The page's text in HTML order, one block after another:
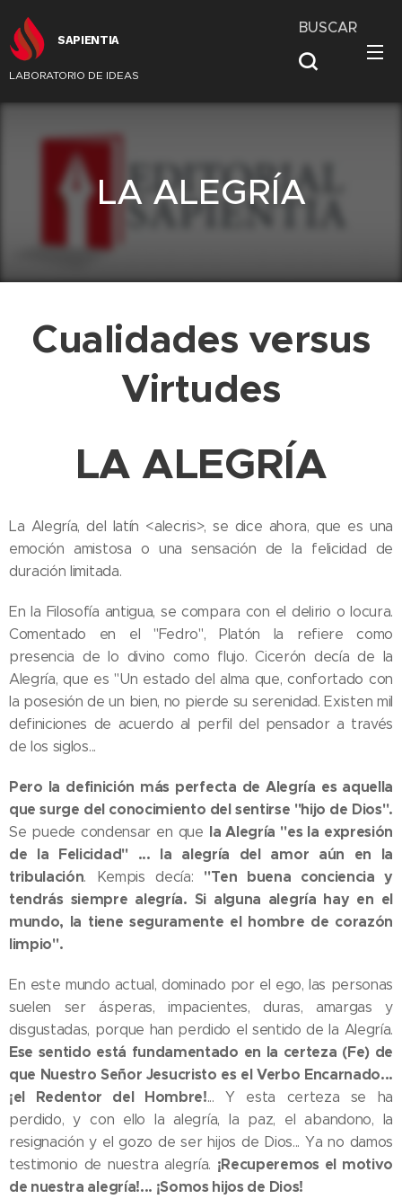
SAPIENTIA
LABORATORIO DE IDEAS
BUSCAR
LA ALEGRÍA
Cualidades versus
Virtudes
LA ALEGRÍA
La Alegría, del latín <alecris>, se dice ahora, que es una
emoción amistosa o una sensación de la felicidad de
duración limitada.
En la Filosofía antigua, se compara con el delirio o locura.
Comentado en el "Fedro", Platón la refiere como
presencia de lo divino como flujo. Cicerón decía de la
Alegría, que es "Un estado del alma que, confortado con
la posesión de un bien, no pierde su serenidad. Existen mil
definiciones de acuerdo al perfil del pensador a través
de los siglos...
Pero la definición más perfecta de Alegría es aquella
que surge del conocimiento del sentirse "hijo de Dios".
Se puede condensar en que la Alegría "es la expresión
de la Felicidad" ... la alegría del amor aún en la
tribulación. Kempis decía: "Ten buena conciencia y
tendrás siempre alegría. Si alguna alegría hay en el
mundo, la tiene seguramente el hombre de corazón
limpio".
En este mundo actual, dominado por el ego, las personas
suelen ser ásperas, impacientes, duras, amargas y
disgustadas, porque han perdido el sentido de la Alegría.
Ese sentido está fundamentado en la certeza (Fe) de
que Nuestro Señor Jesucristo es el Verbo Encarnado...
¡el Redentor del Hombre!... Y esta certeza se ha
perdido, y con ello la alegría, la paz, el abandono, la
resignación y el gozo de ser hijos de Dios... Ya no damos
testimonio de nuestra alegría. ¡Recuperemos el motivo
de nuestra alegría!... ¡Somos hijos de Dios!